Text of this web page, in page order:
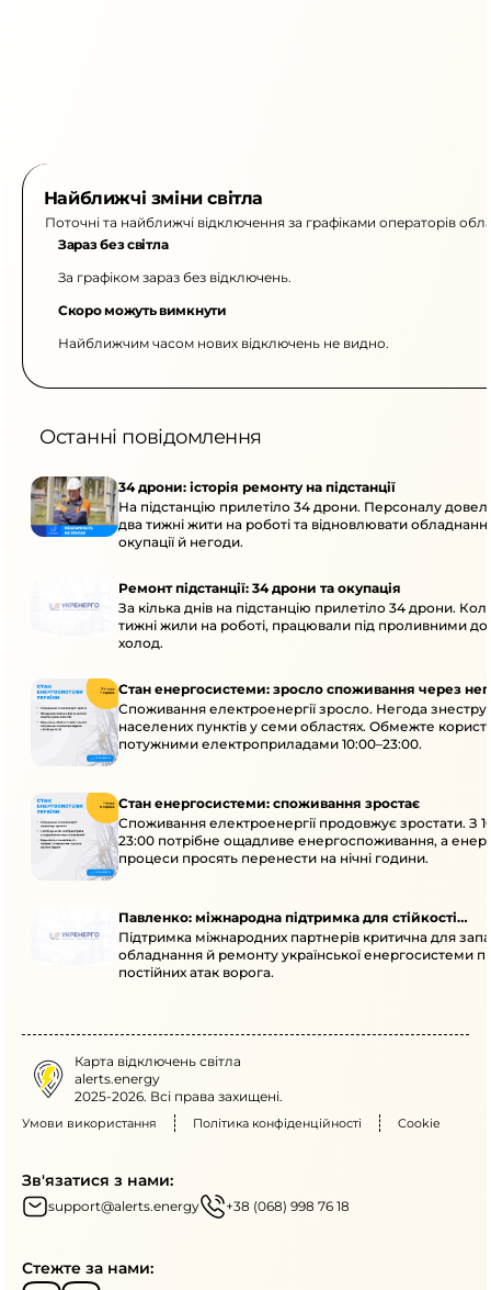
Найближчі зміни світла
Поточні та найближчі відключення за графіками операторів
Зараз без світла
За графіком зараз без відключень.
Скоро можуть вимкнути
Найближчим часом нових відключень не видно.
Останні повідомлення
34 дрони: історія ремонту на підстанції
На підстанцію прилетіло 34 дрони. Персоналу
два тижні жити на роботі та відновлювати
окупації й негоди.
Ремонт підстанції: 34 дрони та окупація
За кілька днів на підстанцію прилетіло 34 дрони.
тижні жили на роботі, працювали під проливними
холод.
Стан енергосистеми: зросло споживання через
Споживання електроенергії зросло. Негода
населених пунктів у семи областях. Обмежте
потужними електроприладами 10:00–23:00.
Стан енергосистеми: споживання зростає
Споживання електроенергії продовжує зростати. З
23:00 потрібне ощадливе енергоспоживання, а
процеси просять перенести на нічні години.
Павленко: міжнародна підтримка для стійкості
енергосистеми
Підтримка міжнародних партнерів критична для
обладнання й ремонту української енергосистеми
постійних атак ворога.
Карта відключень світла
alerts.energy
2025-2026. Всі права захищені.
Умови використання Політика конфіденційності Cookie
Зв'язатися з нами:
support@alerts.energy +38 (068) 998 76 18
Стежте за нами: